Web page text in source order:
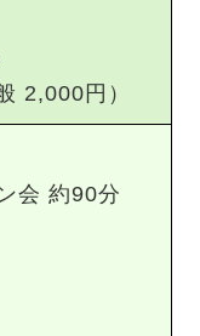
2,000円）
会 約90分